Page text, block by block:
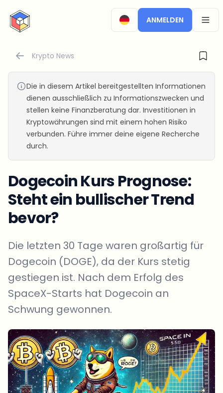
CryptoTicker
ANMELDEN
Krypto News
Die in diesem Artikel bereitgestellten Informationen
dienen ausschließlich zu Informationszwecken und
stellen keine Finanzberatung dar. Investitionen in
Kryptowährungen sind mit einem hohen Risiko
verbunden. Führe immer deine eigene Recherche
durch.
Dogecoin Kurs Prognose:
Steht ein bullischer Trend
bevor?
Die letzten 30 Tage waren großartig für
Dogecoin (DOGE), da der Kurs stetig
gestiegen ist. Nach dem Erfolg des
SpaceX-Starts hat Dogecoin an
Schwung gewonnen.